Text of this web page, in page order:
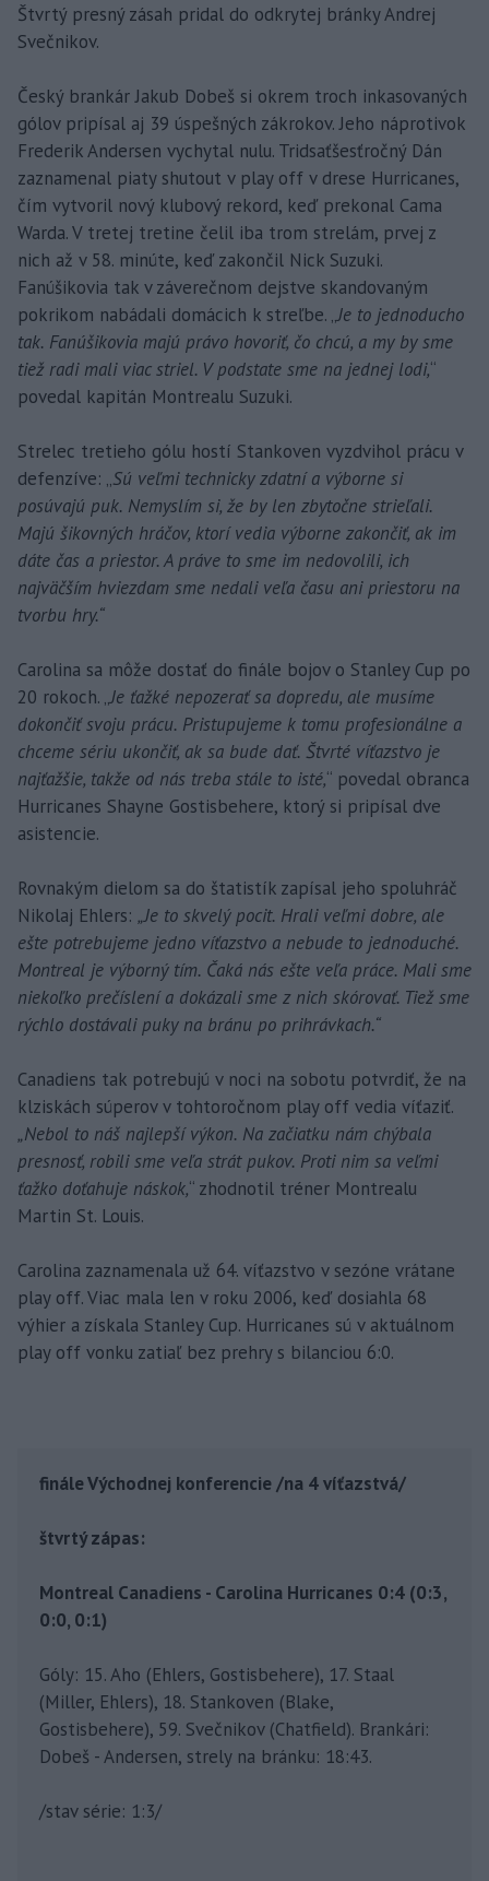
Štvrtý presný zásah pridal do odkrytej bránky Andrej
Svečnikov.
Český brankár Jakub Dobeš si okrem troch inkasovaných
gólov pripísal aj 39 úspešných zákrokov. Jeho náprotivok
Frederik Andersen vychytal nulu. Tridsaťšesťročný Dán
zaznamenal piaty shutout v play off v drese Hurricanes,
čím vytvoril nový klubový rekord, keď prekonal Cama
Warda. V tretej tretine čelil iba trom strelám, prvej z
nich až v 58. minúte, keď zakončil Nick Suzuki.
Fanúšikovia tak v záverečnom dejstve skandovaným
pokrikom nabádali domácich k streľbe. „Je to jednoducho
tak. Fanúšikovia majú právo hovoriť, čo chcú, a my by sme
tiež radi mali viac striel. V podstate sme na jednej lodi,“
povedal kapitán Montrealu Suzuki.
Strelec tretieho gólu hostí Stankoven vyzdvihol prácu v
defenzíve: „Sú veľmi technicky zdatní a výborne si
posúvajú puk. Nemyslím si, že by len zbytočne strieľali.
Majú šikovných hráčov, ktorí vedia výborne zakončiť, ak im
dáte čas a priestor. A práve to sme im nedovolili, ich
najväčším hviezdam sme nedali veľa času ani priestoru na
tvorbu hry.“
Carolina sa môže dostať do finále bojov o Stanley Cup po
20 rokoch. „Je ťažké nepozerať sa dopredu, ale musíme
dokončiť svoju prácu. Pristupujeme k tomu profesionálne a
chceme sériu ukončiť, ak sa bude dať. Štvrté víťazstvo je
najťažšie, takže od nás treba stále to isté,“ povedal obranca
Hurricanes Shayne Gostisbehere, ktorý si pripísal dve
asistencie.
Rovnakým dielom sa do štatistík zapísal jeho spoluhráč
Nikolaj Ehlers: „Je to skvelý pocit. Hrali veľmi dobre, ale
ešte potrebujeme jedno víťazstvo a nebude to jednoduché.
Montreal je výborný tím. Čaká nás ešte veľa práce. Mali sme
niekoľko prečíslení a dokázali sme z nich skórovať. Tiež sme
rýchlo dostávali puky na bránu po prihrávkach.“
Canadiens tak potrebujú v noci na sobotu potvrdiť, že na
klziskách súperov v tohtoročnom play off vedia víťaziť.
„Nebol to náš najlepší výkon. Na začiatku nám chýbala
presnosť, robili sme veľa strát pukov. Proti nim sa veľmi
ťažko doťahuje náskok,“ zhodnotil tréner Montrealu
Martin St. Louis.
Carolina zaznamenala už 64. víťazstvo v sezóne vrátane
play off. Viac mala len v roku 2006, keď dosiahla 68
výhier a získala Stanley Cup. Hurricanes sú v aktuálnom
play off vonku zatiaľ bez prehry s bilanciou 6:0.
finále Východnej konferencie /na 4 víťazstvá/
štvrtý zápas:
Montreal Canadiens - Carolina Hurricanes 0:4 (0:3,
0:0, 0:1)
Góly: 15. Aho (Ehlers, Gostisbehere), 17. Staal
(Miller, Ehlers), 18. Stankoven (Blake,
Gostisbehere), 59. Svečnikov (Chatfield). Brankári:
Dobeš - Andersen, strely na bránku: 18:43.
/stav série: 1:3/